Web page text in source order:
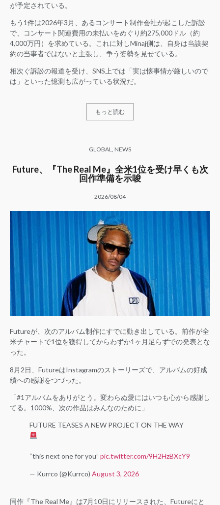
が予定されている。
もう1件は2026年3月、あるコンサート制作会社が起こした訴訟
で、コンサート関連費用の未払いをめぐり約275,000ドル（約
4,000万円）を求めている。これに対しMinaj側は、自身は当該契
約の当事者ではないと主張し、争う姿勢を見せている。
相次ぐ訴訟の報道を受け、SNS上では「実は懐事情が厳しいので
は」といった憶測も広がっている状況だ。
もっと読む
GLOBAL NEWS
Future、『The Real Me』全米1位を受け早くも次
回作準備を示唆
2026/08/04
Futureが、次のアルバム制作にすでに動き出している。前作が全
米チャートで1位を獲得してからわずか1ヶ月足らずでの発表とな
った。
8月2日、FutureはInstagramのストーリーズで、アルバムの好成
績への感謝をつづった。
「#1アルバムをありがとう。変わらぬ愛にはいつも心から感謝し
てる。1000%、次の作品はみんなのために」
FUTURE TEASES A NEW PROJECT ON THE WAY
“this next one for you” pic.twitter.com/9H2HzBXcY9
— Kurrco (@Kurrco) August 3, 2026
同作『The Real Me』は7月10日にリリースされた、Futureにと